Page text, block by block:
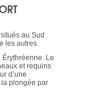
au Sud
les autres.
Le
et requins
d’une
plongée par